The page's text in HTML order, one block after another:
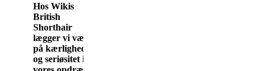
Hos Wikis
British
Shorthair
lægger vi vægt
på kærlighed
og seriøsitet i